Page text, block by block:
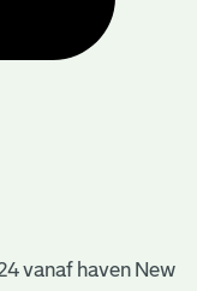
vanaf haven New